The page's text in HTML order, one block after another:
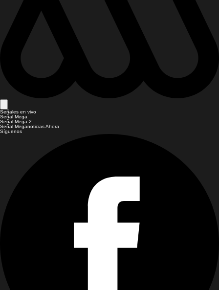
Señales en vivo
Señal Mega
Señal Mega 2
Señal Meganoticias Ahora
Síguenos